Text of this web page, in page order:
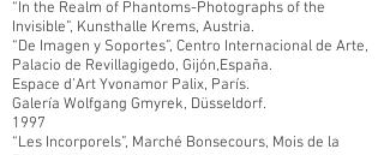
“In the Realm of Phantoms-Photographs of the
Invisible”, Kunsthalle Krems, Austria.
“De Imagen y Soportes”, Centro Internacional de Arte,
Palacio de Revillagigedo, Gijón,España.
Espace d’Art Yvonamor Palix, París.
Galería Wolfgang Gmyrek, Düsseldorf.
1997
“Les Incorporels”, Marché Bonsecours, Mois de la